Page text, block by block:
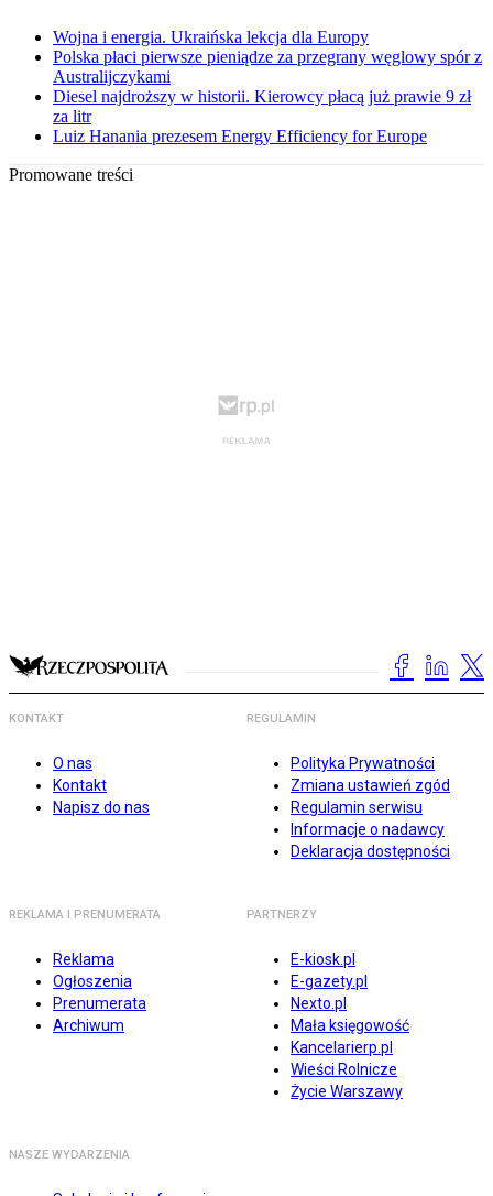
Wojna i energia. Ukraińska lekcja dla Europy
Polska płaci pierwsze pieniądze za przegrany węglowy spór z
Australijczykami
Diesel najdroższy w historii. Kierowcy płacą już prawie 9 zł
za litr
Luiz Hanania prezesem Energy Efficiency for Europe
Promowane treści
KONTAKT
O nas
Kontakt
Napisz do nas
REGULAMIN
Polityka Prywatności
Zmiana ustawień zgód
Regulamin serwisu
Informacje o nadawcy
Deklaracja dostępności
REKLAMA I PRENUMERATA
Reklama
Ogłoszenia
Prenumerata
Archiwum
PARTNERZY
E-kiosk.pl
E-gazety.pl
Nexto.pl
Mała księgowość
Kancelarierp.pl
Wieści Rolnicze
Życie Warszawy
NASZE WYDARZENIA